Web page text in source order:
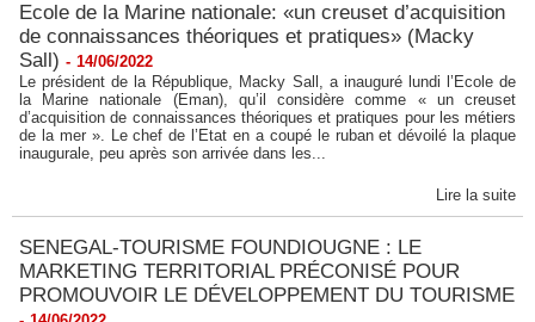
Ecole de la Marine nationale: «un creuset d’acquisition
de connaissances théoriques et pratiques» (Macky
Sall) - 14/06/2022
Le président de la République, Macky Sall, a inauguré lundi l’Ecole de
la Marine nationale (Eman), qu’il considère comme « un creuset
d’acquisition de connaissances théoriques et pratiques pour les métiers
de la mer ». Le chef de l’Etat en a coupé le ruban et dévoilé la plaque
inaugurale, peu après son arrivée dans les...
Lire la suite
SENEGAL-TOURISME FOUNDIOUGNE : LE
MARKETING TERRITORIAL PRÉCONISÉ POUR
PROMOUVOIR LE DÉVELOPPEMENT DU TOURISME